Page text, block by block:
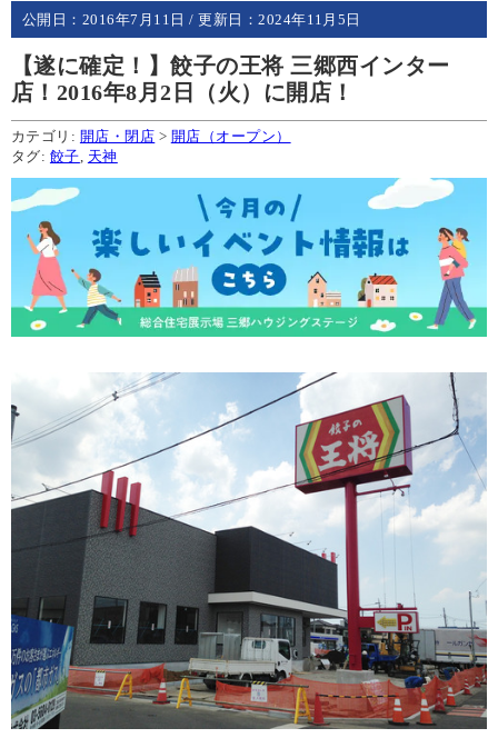
公開日： 2016年7月11日 / 更新日：2024年11月5日
【遂に確定！】餃子の王将 三郷西インター
店！2016年8月2日（火）に開店！
カテゴリ: 開店・閉店 > 開店（オープン）
タグ: 餃子, 天神